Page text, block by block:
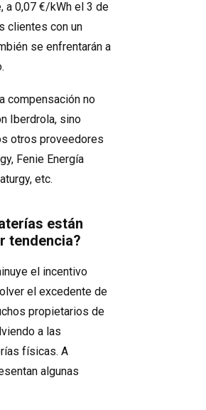
a 0,07 €/kWh el 3 de
clientes con un
se enfrentarán a
compensación no
Iberdrola, sino
otros proveedores
Fenie Energía
etc.
están
tendencia?
el incentivo
el excedente de
propietarios de
a las
físicas. A
algunas